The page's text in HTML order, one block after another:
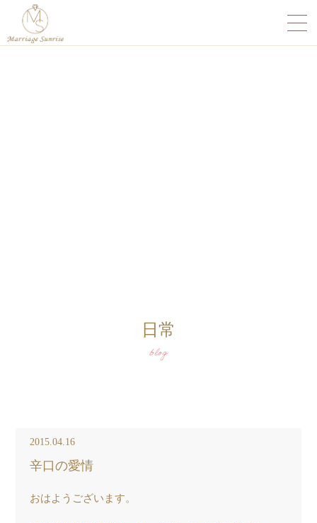
日常
blog
2015.04.16
辛口の愛情
おはようございます。